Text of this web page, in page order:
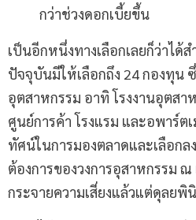
กว่าช่วงดอกเบี้ยขึ้น
เป็นอีกหนึ่งทางเลือกเลยก็ว่าได้
ปัจจุบันมีให้เลือกถึง 24 กองทุน
อุตสาหกรรม อาทิ โรงงานอุตสา
ศูนย์การค้า โรงแรม และอพาร์ต
ทัศน์ในการมองตลาดและเลือก
ต้องการของวงการอุสาหกรรม
กระจายความเสี่ยงแล้วแต่ดุลยพิ